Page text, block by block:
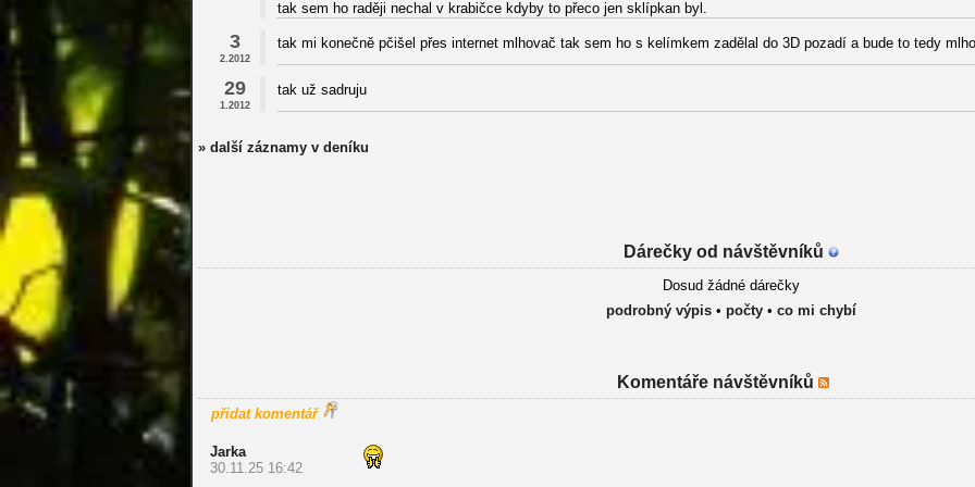
tak sem ho raději nechal v krabičce kdyby to přeco jen sklípkan byl.
3
2.2012
tak mi konečně pčišel přes internet mlhovač tak sem ho s kelímkem zadělal do 3D pozadí a bude to tedy
29
1.2012
tak už sadruju
» další záznamy v deníku
Dárečky od návštěvníků
Dosud žádné dárečky
podrobný výpis • počty • co mi chybí
Komentáře návštěvníků
přidat komentář
Jarka
30.11.25 16:42